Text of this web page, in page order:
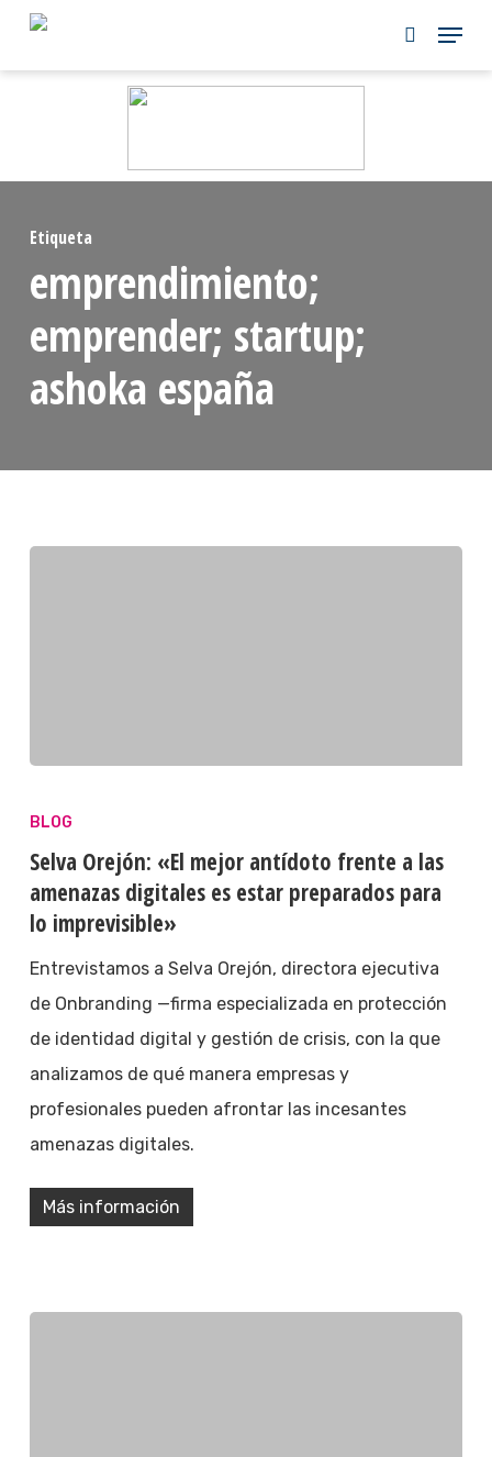
Skip
Etiqueta
emprendimiento;
emprender; startup;
ashoka españa
BLOG
Selva Orejón: «El mejor antídoto frente a las
amenazas digitales es estar preparados para
lo imprevisible»
Entrevistamos a Selva Orejón, directora ejecutiva
de Onbranding —firma especializada en protección
de identidad digital y gestión de crisis, con la que
analizamos de qué manera empresas y
profesionales pueden afrontar las incesantes
amenazas digitales.
Más información